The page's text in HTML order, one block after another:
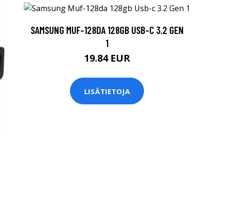
SAMSUNG MUF-128DA 128GB USB-C 3.2 GEN
1
19.84 EUR
LISÄTIETOJA